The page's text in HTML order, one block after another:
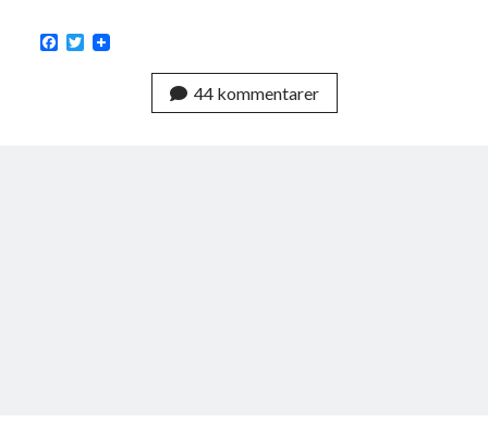
F
T
44 kommentarer